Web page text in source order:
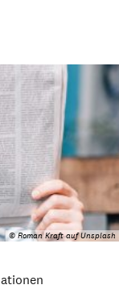
© Roman Kraft auf Unsplash